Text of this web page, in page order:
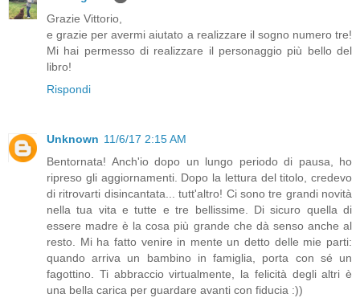
Grazie Vittorio,
e grazie per avermi aiutato a realizzare il sogno numero tre!
Mi hai permesso di realizzare il personaggio più bello del
libro!
Rispondi
Unknown 11/6/17 2:15 AM
Bentornata! Anch'io dopo un lungo periodo di pausa, ho
ripreso gli aggiornamenti. Dopo la lettura del titolo, credevo
di ritrovarti disincantata... tutt'altro! Ci sono tre grandi novità
nella tua vita e tutte e tre bellissime. Di sicuro quella di
essere madre è la cosa più grande che dà senso anche al
resto. Mi ha fatto venire in mente un detto delle mie parti:
quando arriva un bambino in famiglia, porta con sé un
fagottino. Ti abbraccio virtualmente, la felicità degli altri è
una bella carica per guardare avanti con fiducia :))